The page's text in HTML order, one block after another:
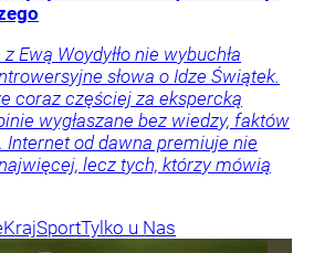
Ewą Woydyłło nie wybuchła
słowa o Idze Świątek.
coraz częściej za ekspercką
wygłaszane bez wiedzy, faktów
od dawna premiuje nie
lecz tych, którzy mówią
KrajSportTylko u Nas